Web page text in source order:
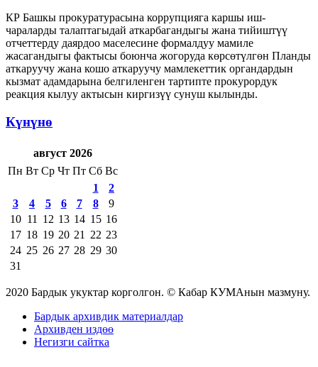
КР Башкы прокуратурасына коррупцияга каршы иш-
чараларды талаптагыдай аткарбагандыгы жана тийиштүү
отчеттерду даярдоо маселесине формалдуу мамиле
жасагандыгы фактысы боюнча жогоруда көрсөтүлгөн Планды
аткаруучу жана кошо аткаруучу мамлекеттик органдардын
кызмат адамдарына белгиленген тартипте прокурордук
реакция кылуу актысын киргизүү сунуш кылынды.
Күнүнө
август 2026
Пн Вт Ср Чт Пт Сб Вс
1
2
3
4 5 6 7 8
9
10 11 12 13 14 15 16
17 18 19 20 21 22 23
24 25 26 27 28 29 30
31
2020 Бардык укуктар корголгон. © Кабар КУМАнын мазмуну.
Бардык архивдик материалдар
Архивден издөө
Негизги сайтка